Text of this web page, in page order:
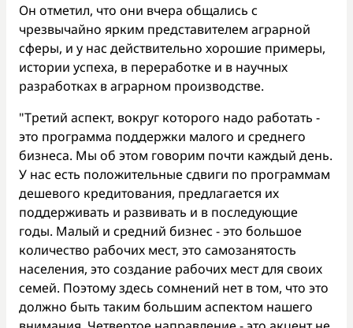
Он отметил, что они вчера общались с
чрезвычайно ярким представителем аграрной
сферы, и у нас действительно хорошие примеры,
истории успеха, в переработке и в научных
разработках в аграрном производстве.
"Третий аспект, вокруг которого надо работать -
это программа поддержки малого и среднего
бизнеса. Мы об этом говорим почти каждый день.
У нас есть положительные сдвиги по программам
дешевого кредитования, предлагается их
поддерживать и развивать и в последующие
годы. Малый и средний бизнес - это большое
количество рабочих мест, это самозанятость
населения, это создание рабочих мест для своих
семей. Поэтому здесь сомнений нет в том, что это
должно быть таким большим аспектом нашего